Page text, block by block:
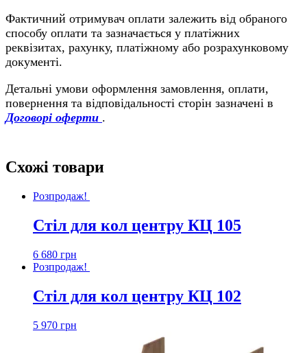
Фактичний отримувач оплати залежить від обраного
способу оплати та зазначається у платіжних
реквізитах, рахунку, платіжному або розрахунковому
документі.
Детальні умови оформлення замовлення, оплати,
повернення та відповідальності сторін зазначені в
Договорі оферти .
Схожі товари
Розпродаж!
Стіл для кол центру КЦ 105
6 680 грн
Розпродаж!
Стіл для кол центру КЦ 102
5 970 грн